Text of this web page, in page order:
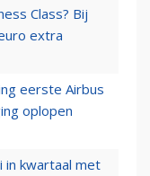
Class? Bij
extra
eerste Airbus
oplopen
in kwartaal met